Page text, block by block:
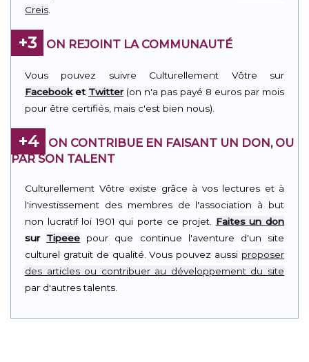
Creis.
+3 ON REJOINT LA COMMUNAUTÉ
Vous pouvez suivre Culturellement Vôtre sur
Facebooket Twitter(on n'a pas payé 8 euros par mois
pour être certifiés, mais c'est bien nous).
+4
ON CONTRIBUE EN FAISANT UN DON, OU
PAR SON TALENT
Culturellement Vôtre existe grâce à vos lectures et à
l'investissement des membres de l'association à but
non lucratif loi 1901 qui porte ce projet. Faites un don
sur Tipeee pour que continue l'aventure d'un site
culturel gratuit de qualité. Vous pouvez aussi proposer
des articles ou contribuer au développement du site
par d'autres talents.